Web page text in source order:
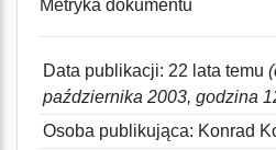
Metryka dokumentu
Data publikacji: 22 lata temu
października 2003, godzina
Osoba publikująca: Konrad